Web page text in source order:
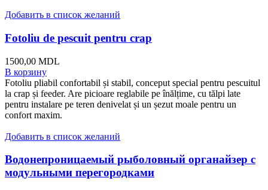
Добавить в список желаний
Fotoliu de pescuit pentru crap
1500,00 MDL
В корзину
Fotoliu pliabil confortabil și stabil, conceput special pentru pescuitul
la crap și feeder. Are picioare reglabile pe înălțime, cu tălpi late
pentru instalare pe teren denivelat și un șezut moale pentru un
confort maxim.
Добавить в список желаний
Водонепроницаемый рыболовный органайзер с
модульными перегородками